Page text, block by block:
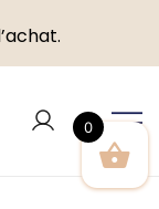
0